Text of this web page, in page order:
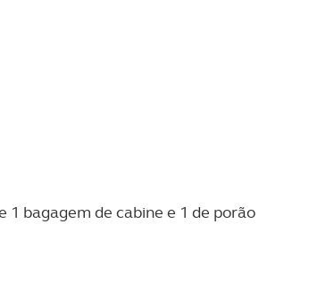
bagagem de cabine e 1 de porão